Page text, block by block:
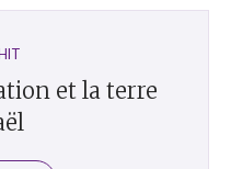
et la terre